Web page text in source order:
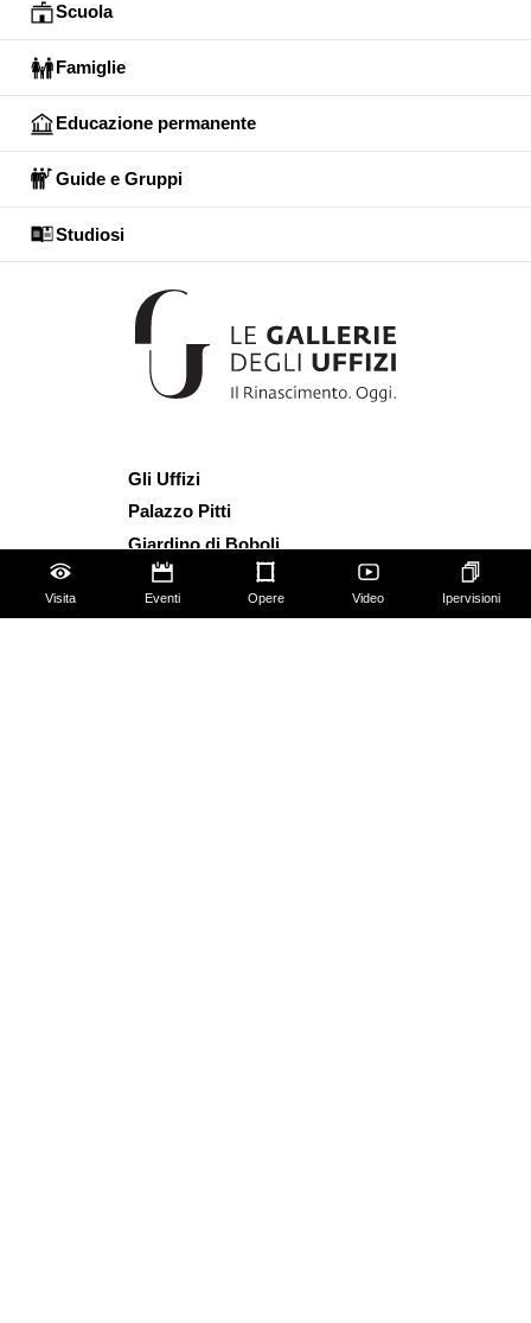
Visita Eventi Opere Video Ipervisioni
Scuola
Famiglie
Educazione permanente
Guide e Gruppi
Studiosi
Gli Uffizi
Palazzo Pitti
Giardino di Boboli
Corridoio Vasariano
Biglietti